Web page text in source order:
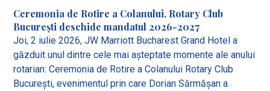
Ceremonia de Rotire a Colanului, Rotary Club
București deschide mandatul 2026-2027
Joi, 2 iulie 2026, JW Marriott Bucharest Grand Hotel a
găzduit unul dintre cele mai așteptate momente ale anului
rotarian: Ceremonia de Rotire a Colanului Rotary Club
București, evenimentul prin care Dorian Sărmășan a